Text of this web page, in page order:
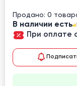
Продано: 0
В наличии есть
При оплате